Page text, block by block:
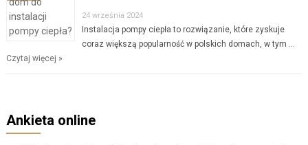
24 września 2024
Instalacja pompy ciepła to rozwiązanie, które zyskuje
coraz większą popularność w polskich domach, w tym …
Czytaj więcej »
Ankieta online